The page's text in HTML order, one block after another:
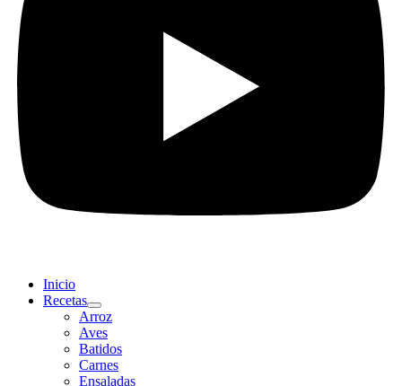
Inicio
Recetas
Arroz
Aves
Batidos
Carnes
Ensaladas